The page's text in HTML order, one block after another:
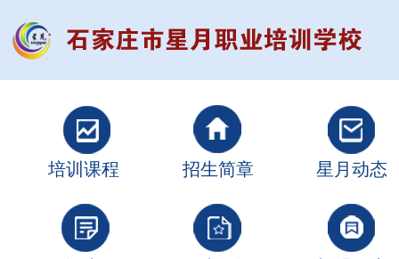
培训课程 招生简章 星月动态